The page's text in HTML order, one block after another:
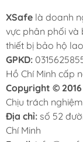
XSafe là doanh
vực phân phối và
thiết bị bảo hộ
GPKD:
Hồ Chí Minh cấp
Copyright ©
Chịu trách
Địa chỉ: số 52
Chí Minh